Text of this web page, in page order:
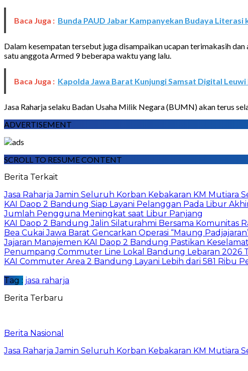
Baca Juga : Bunda PAUD Jabar Kampanyekan Budaya Literasi
Dalam kesempatan tersebut juga disampaikan ucapan terimakasih
satu anggota Armed 9 beberapa waktu yang lalu.
Baca Juga : Kapolda Jawa Barat Kunjungi Samsat Digital Leuwi
Jasa Raharja selaku Badan Usaha Milik Negara (BUMN) akan terus
ADVERTISEMENT
SCROLL TO RESUME CONTENT
Berita Terkait
Jasa Raharja Jamin Seluruh Korban Kebakaran KM Mutiara
KAI Daop 2 Bandung Siap Layani Pelanggan Pada Libur
Jumlah Pengguna Meningkat saat Libur Panjang
KAI Daop 2 Bandung Jalin Silaturahmi Bersama Komunitas
Bea Cukai Jawa Barat Gencarkan Operasi “Maung
Jajaran Manajemen KAI Daop 2 Bandung Pastikan
Penumpang Commuter Line Lokal Bandung Lebaran 2026
KAI Commuter Area 2 Bandung Layani Lebih dari 581 Ribu
Tag : jasa raharja
Berita Terbaru
Berita Nasional
Jasa Raharja Jamin Seluruh Korban Kebakaran KM Mutiara